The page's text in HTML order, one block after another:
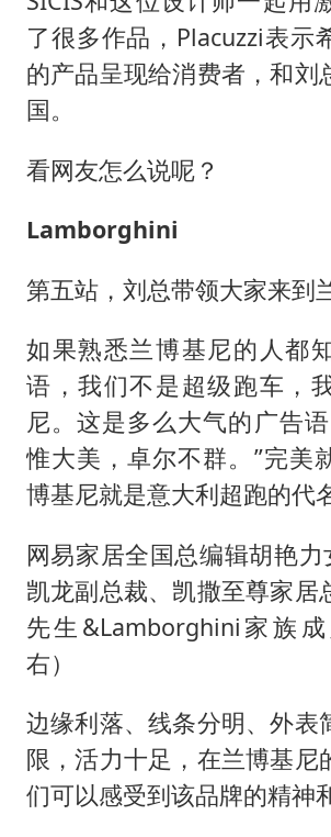
了很多作品，Placuzzi表示
的产品呈现给消费者，和刘
国。
看网友怎么说呢？
Lamborghini
第五站，刘总带领大家来到
如果熟悉兰博基尼的人都
语，我们不是超级跑车，
尼。这是多么大气的广告
惟大美，卓尔不群。”完美
博基尼就是意大利超跑的代
网易家居全国总编辑胡艳
凯龙副总裁、凯撒至尊家居
先生&Lamborghini家族
右）
边缘利落、线条分明、外表
限，活力十足，在兰博基尼
们可以感受到该品牌的精神